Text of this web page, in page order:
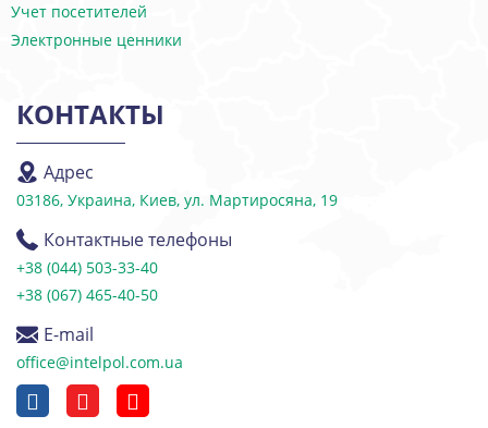
Учет посетителей
Электронные ценники
КОНТАКТЫ
Адрес
03186, Украина, Киев, ул. Мартиросяна, 19
Контактные телефоны
+38 (044) 503-33-40
+38 (067) 465-40-50
E-mail
office@intelpol.com.ua